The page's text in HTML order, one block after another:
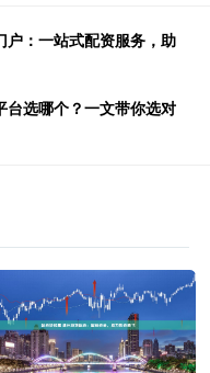
户：一站式配资服务，助
台选哪个？一文带你选对